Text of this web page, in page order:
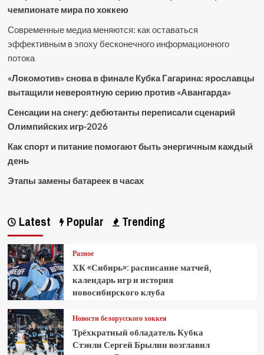
чемпионате мира по хоккею
Современные медиа меняются: как оставаться
эффективным в эпоху бесконечного информационного
потока
«Локомотив» снова в финале Кубка Гагарина: ярославцы
вытащили невероятную серию против «Авангарда»
Сенсации на снегу: дебютанты переписали сценарий
Олимпийских игр-2026
Как спорт и питание помогают быть энергичным каждый
день
Этапы замены батареек в часах
Latest Popular Trending
Разное
ХК «Сибирь»: расписание матчей,
календарь игр и история
новосибирского клуба
Новости белорусского хоккея
Трёхкратный обладатель Кубка
Стэнли Сергей Брылин возглавил